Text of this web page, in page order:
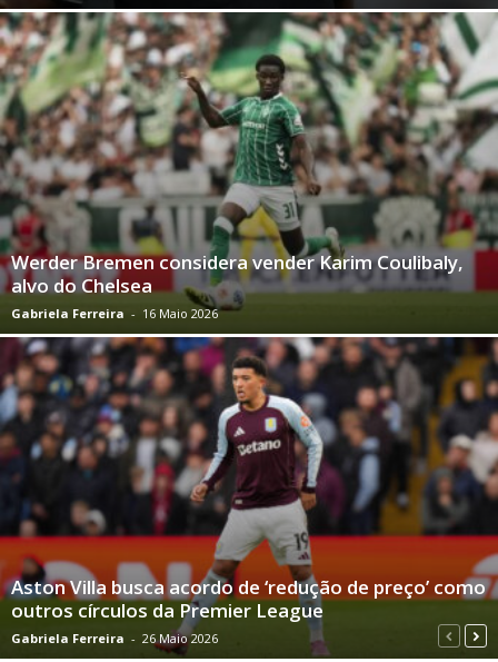
Werder Bremen considera vender Karim Coulibaly,
alvo do Chelsea
Gabriela Ferreira - 16 Maio 2026
Aston Villa busca acordo de ‘redução de preço’ como
outros círculos da Premier League
Gabriela Ferreira - 26 Maio 2026